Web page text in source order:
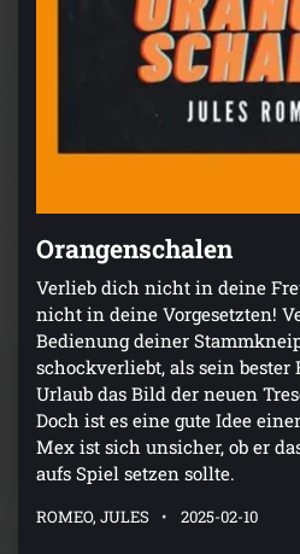
Orangenschalen
Verlieb dich nicht in deine
nicht in deine Vorgesetzten!
Bedienung deiner
schockverliebt, als sein
Urlaub das Bild der neuen
Doch ist es eine gute Idee
Mex ist sich unsicher, ob er
aufs Spiel setzen sollte.
ROMEO, JULES 2025-02-10